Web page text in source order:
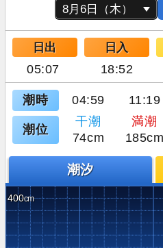
日出 日入
05:07 18:52
潮時 04:59 11:19
潮位
干潮 満潮
74cm
185cm
潮汐
400